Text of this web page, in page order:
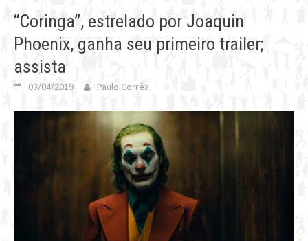
“Coringa”, estrelado por Joaquin
Phoenix, ganha seu primeiro trailer;
assista
03/04/2019 Paulo Corrêa